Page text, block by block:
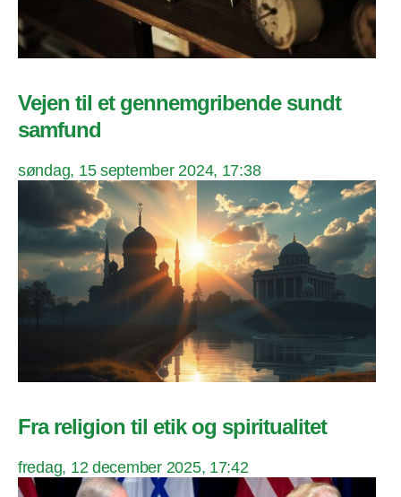
Vejen til et gennemgribende sundt
samfund
søndag, 15 september 2024, 17:38
Fra religion til etik og spiritualitet
fredag, 12 december 2025, 17:42